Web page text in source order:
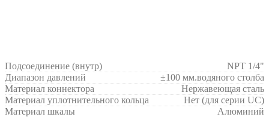
Подсоединение (внутр)
NPT 1/4"
Диапазон давлений
±100 мм.водяного столба
Материал коннектора
Нержавеющая сталь
Материал уплотнительного кольца
Нет (для серии UC)
Материал шкалы
Алюминий